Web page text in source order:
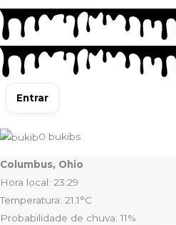
Entrar
0 bukibs
Columbus, Ohio
Hora local: 23:29
Temperatura: 21.1°C
Probabilidade de chuva: 11%